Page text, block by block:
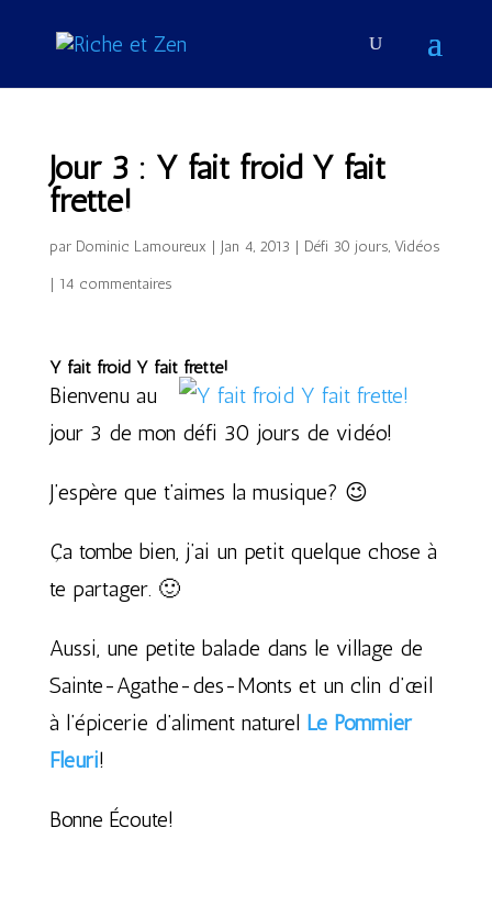
Jour 3 : Y fait froid Y fait
frette!
par Dominic Lamoureux | Jan 4, 2013 | Défi 30 jours, Vidéos
| 14 commentaires
Y fait froid Y fait frette!
Bienvenu au
jour 3 de mon défi 30 jours de vidéo!
J’espère que t’aimes la musique? 😉
Ça tombe bien, j’ai un petit quelque chose à
te partager. 🙂
Aussi, une petite balade dans le village de
Sainte-Agathe-des-Monts et un clin d’œil
à l’épicerie d’aliment naturel Le Pommier
Fleuri!
Bonne Écoute!